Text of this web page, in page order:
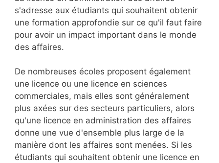
s'adresse aux étudiants qui souhaitent obtenir
une formation approfondie sur ce qu'il faut faire
pour avoir un impact important dans le monde
des affaires.
De nombreuses écoles proposent également
une licence ou une licence en sciences
commerciales, mais elles sont généralement
plus axées sur des secteurs particuliers, alors
qu'une licence en administration des affaires
donne une vue d'ensemble plus large de la
manière dont les affaires sont menées. Si les
étudiants qui souhaitent obtenir une licence en